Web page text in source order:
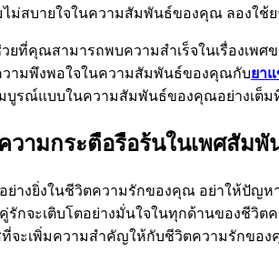
ม่สบายใจในความสัมพันธ์ของคุณ ลองใช้
ยที่คุณสามารถพบความสำเร็จในเรื่องเพ
ามพึงพอใจในความสัมพันธ์ของคุณกับยา
บูรณ์แบบในความสัมพันธ์ของคุณอย่างเต็ม
วามกระตือรือร้นในเพศสัม
ย่างยิ่งในชีวิตความรักของคุณ อย่าให้ปั
กจะเติบโตอย่างมั่นใจในทุกด้านของชีวิ
ที่จะเพิ่มความสำคัญให้กับชีวิตความรักขอ